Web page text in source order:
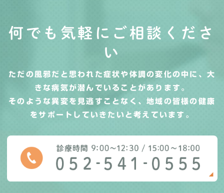
何でも気軽にご相談くださ
い
ただの風邪だと思われた症状や体調の変化の中に、大
きな病気が潜んでいることがあります。
そのような異変を見逃すことなく、地域の皆様の健康
をサポートしていきたいと考えています。